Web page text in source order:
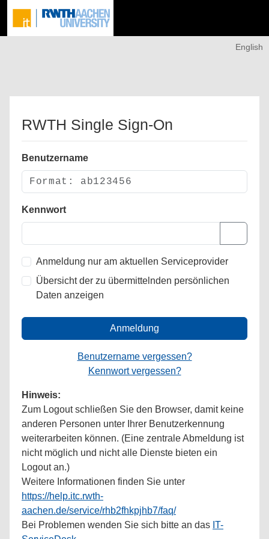
English
RWTH Single Sign-On
Benutzername
Kennwort
Anmeldung nur am aktuellen Serviceprovider
Übersicht der zu übermittelnden persönlichen
Daten anzeigen
Anmeldung
Benutzername vergessen?
Kennwort vergessen?
Hinweis:
Zum Logout schließen Sie den Browser, damit keine
anderen Personen unter Ihrer Benutzerkennung
weiterarbeiten können. (Eine zentrale Abmeldung ist
nicht möglich und nicht alle Dienste bieten ein
Logout an.)
Weitere Informationen finden Sie unter
https://help.itc.rwth-
aachen.de/service/rhb2fhkpjhb7/faq/
Bei Problemen wenden Sie sich bitte an das IT-